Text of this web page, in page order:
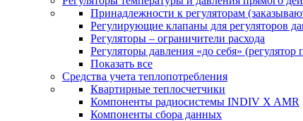
Принадлежности к регуляторам
Регулирующие клапаны для регуляторов
Регуляторы – ограничители расхода
Регуляторы давления «до себя» (регулятор
Показать все
Средства учета теплопотребления
Квартирные теплосчетчики
Компоненты радиосистемы INDIV X AMR
Компоненты сбора данных